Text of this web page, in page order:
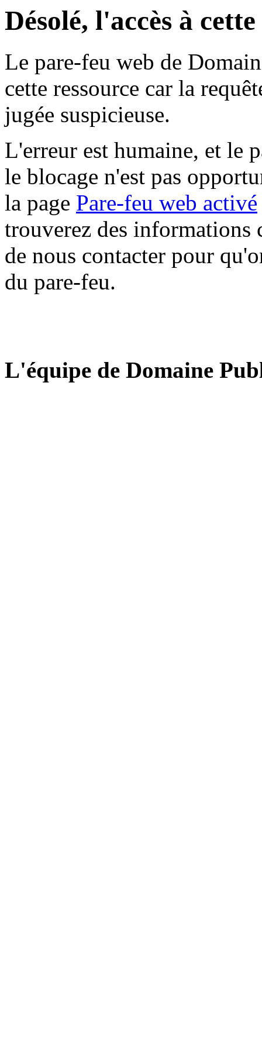
Désolé, l'accès à
Le pare-feu web de
cette ressource car la
jugée suspicieuse.
L'erreur est humaine, et le
le blocage n'est pas
la page Pare-feu web activé
trouverez des informations
de nous contacter pour
du pare-feu.
L'équipe de Domaine